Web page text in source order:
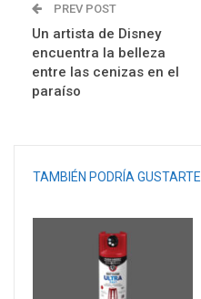
PREV POST
Un artista de Disney
encuentra la belleza
entre las cenizas en el
paraíso
TAMBIÉN PODRÍA GUSTARTE